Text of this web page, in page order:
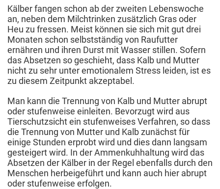
Kälber fangen schon ab der zweiten Lebenswoche
an, neben dem Milchtrinken zusätzlich Gras oder
Heu zu fressen. Meist können sie sich mit gut drei
Monaten schon selbstständig von Raufutter
ernähren und ihren Durst mit Wasser stillen. Sofern
das Absetzen so geschieht, dass Kalb und Mutter
nicht zu sehr unter emotionalem Stress leiden, ist es
zu diesem Zeitpunkt akzeptabel.
Man kann die Trennung von Kalb und Mutter abrupt
oder stufenweise einleiten. Bevorzugt wird aus
Tierschutzsicht ein stufenweises Verfahren, so dass
die Trennung von Mutter und Kalb zunächst für
einige Stunden erprobt wird und dies dann langsam
gesteigert wird. In der Ammenkuhhaltung wird das
Absetzen der Kälber in der Regel ebenfalls durch den
Menschen herbeigeführt und kann auch hier abrupt
oder stufenweise erfolgen.